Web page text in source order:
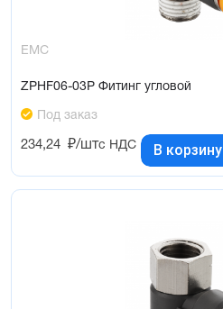
EMC
ZPHF06-03P Фитинг угловой
Под заказ
234,24 ₽/штс НДС В корзину